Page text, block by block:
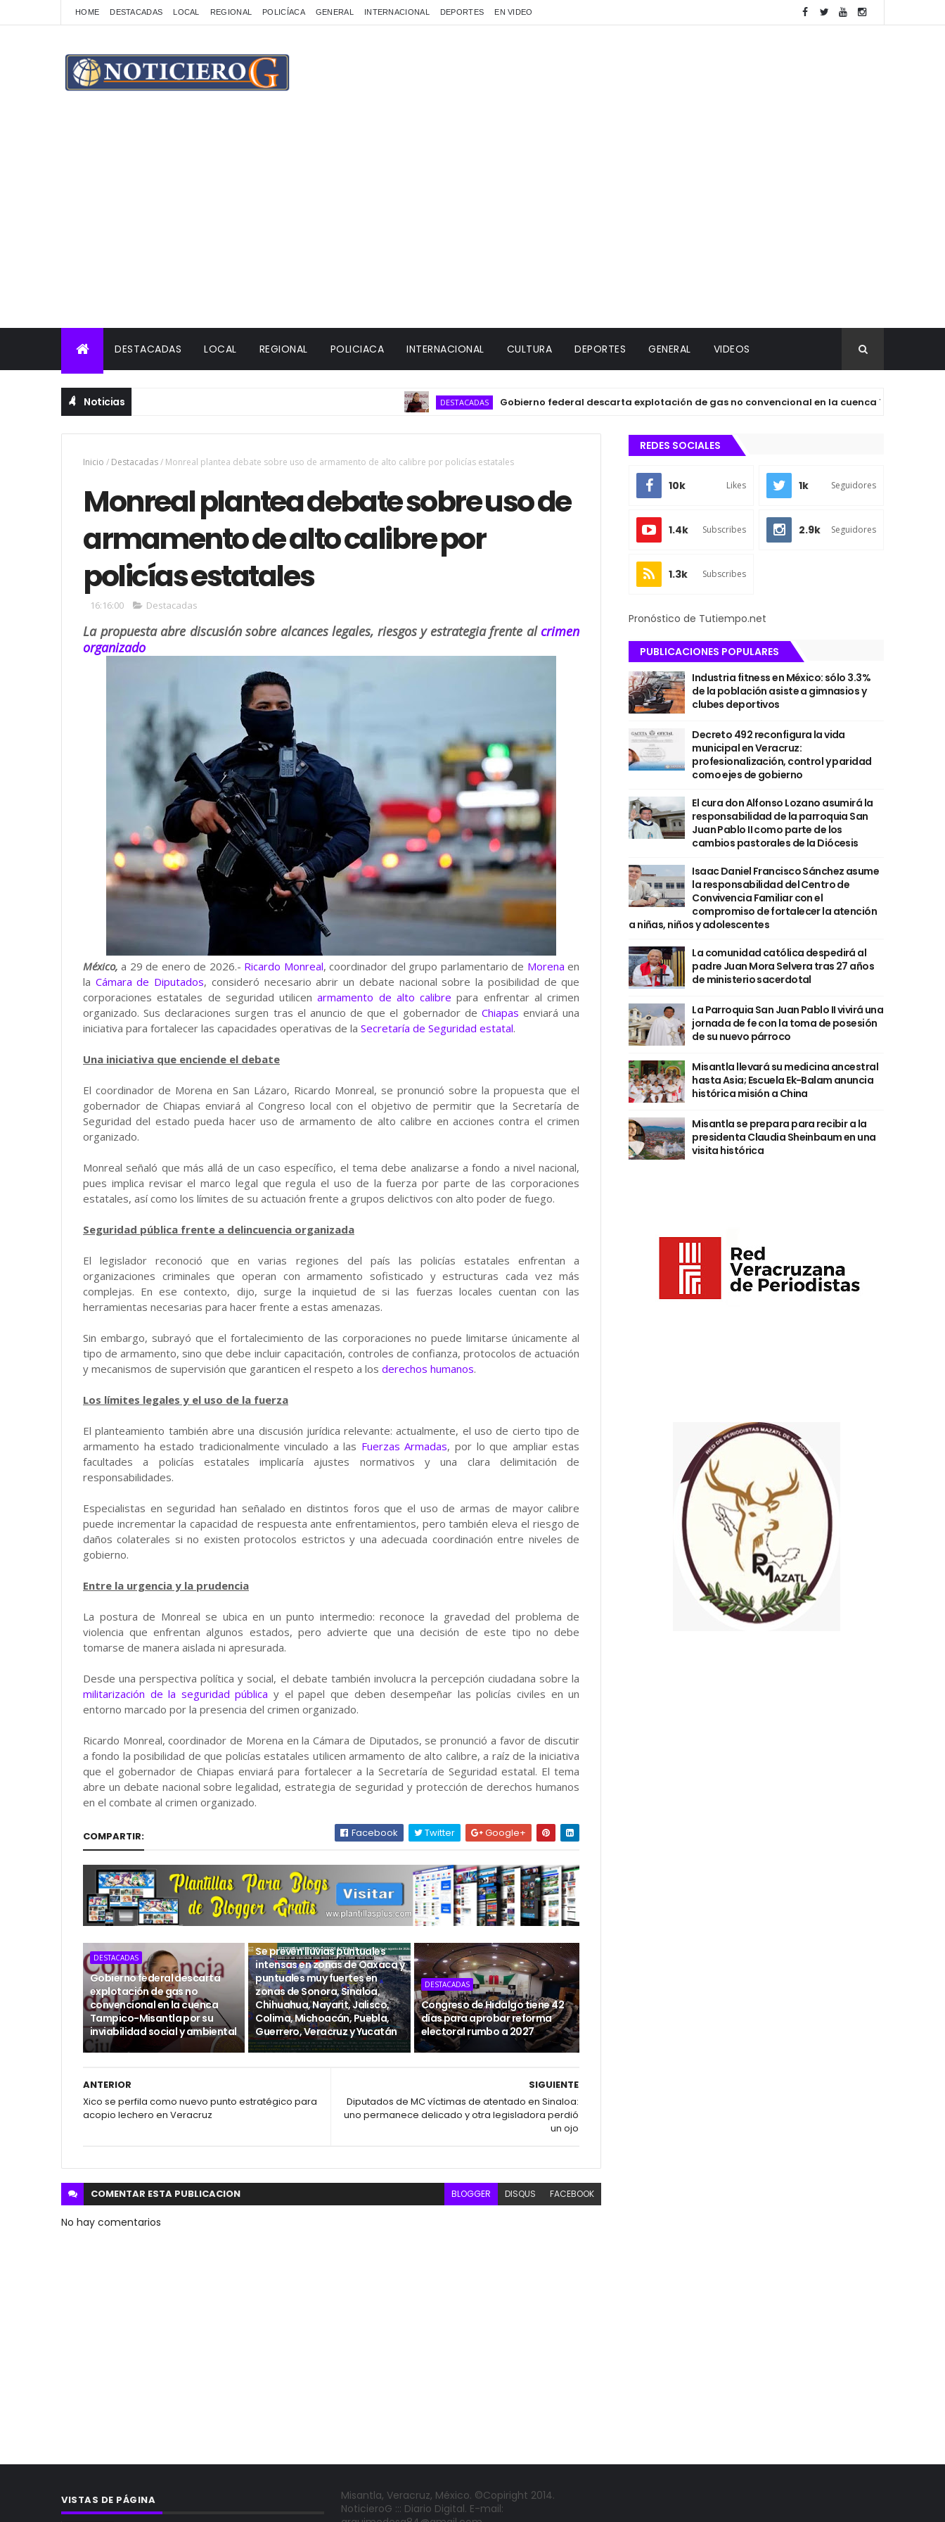
HOME DESTACADAS LOCAL REGIONAL POLICÍACA GENERAL INTERNACIONAL DEPORTES EN VIDEO
DESTACADAS LOCAL REGIONAL POLICIACA INTERNACIONAL CULTURA DEPORTES GENERAL VIDEOS
Noticias DESTACADAS Gobierno federal descarta explotación de gas no convencional en la cuenca Tampico-
Inicio / Destacadas/ Monreal plantea debate sobre uso de armamento de alto calibre por policías estatales
Monreal plantea debate sobre uso de
armamento de alto calibre por
policías estatales
16:16:00 Destacadas
La propuesta abre discusión sobre alcances legales, riesgos y estrategia frente al crimen
organizado
México,a 29 de enero de 2026.- Ricardo Monreal, coordinador del grupo parlamentario de Morena en
la Cámara de Diputados, consideró necesario abrir un debate nacional sobre la posibilidad de que
corporaciones estatales de seguridad utilicenarmamento de alto calibre para enfrentar al crimen
organizado. Sus declaraciones surgen tras el anuncio de que el gobernador de Chiapas enviará una
iniciativa para fortalecer las capacidades operativas de la Secretaría de Seguridad estatal.
Una iniciativa que enciende el debate
El coordinador de Morena en San Lázaro, Ricardo Monreal, se pronunció sobre la propuesta que el
gobernador de Chiapas enviará al Congreso local con el objetivo de permitir que la Secretaría de
Seguridad del estado pueda hacer uso de armamento de alto calibre en acciones contra el crimen
organizado.
Monreal señaló que más allá de un caso específico, el tema debe analizarse a fondo a nivel nacional,
pues implica revisar el marco legal que regula el uso de la fuerza por parte de las corporaciones
estatales, así como los límites de su actuación frente a grupos delictivos con alto poder de fuego.
Seguridad pública frente a delincuencia organizada
El legislador reconoció que en varias regiones del país las policías estatales enfrentan a
organizaciones criminales que operan con armamento sofisticado y estructuras cada vez más
complejas. En ese contexto, dijo, surge la inquietud de si las fuerzas locales cuentan con las
herramientas necesarias para hacer frente a estas amenazas.
Sin embargo, subrayó que el fortalecimiento de las corporaciones no puede limitarse únicamente al
tipo de armamento, sino que debe incluir capacitación, controles de confianza, protocolos de actuación
y mecanismos de supervisión que garanticen el respeto a los derechos humanos.
Los límites legales y el uso de la fuerza
El planteamiento también abre una discusión jurídica relevante: actualmente, el uso de cierto tipo de
armamento ha estado tradicionalmente vinculado a las Fuerzas Armadas, por lo que ampliar estas
facultades a policías estatales implicaría ajustes normativos y una clara delimitación de
responsabilidades.
Especialistas en seguridad han señalado en distintos foros que el uso de armas de mayor calibre
puede incrementar la capacidad de respuesta ante enfrentamientos, pero también eleva el riesgo de
daños colaterales si no existen protocolos estrictos y una adecuada coordinación entre niveles de
gobierno.
Entre la urgencia y la prudencia
La postura de Monreal se ubica en un punto intermedio: reconoce la gravedad del problema de
violencia que enfrentan algunos estados, pero advierte que una decisión de este tipo no debe
tomarse de manera aislada ni apresurada.
Desde una perspectiva política y social, el debate también involucra la percepción ciudadana sobre la
militarización de la seguridad pública y el papel que deben desempeñar las policías civiles en un
entorno marcado por la presencia del crimen organizado.
Ricardo Monreal, coordinador de Morena en la Cámara de Diputados, se pronunció a favor de discutir
a fondo la posibilidad de que policías estatales utilicen armamento de alto calibre, a raíz de la iniciativa
que el gobernador de Chiapas enviará para fortalecer a la Secretaría de Seguridad estatal. El tema
abre un debate nacional sobre legalidad, estrategia de seguridad y protección de derechos humanos
en el combate al crimen organizado.
COMPARTIR: Facebook Twitter Google+
DESTACADAS
Gobierno federal descarta
explotación de gas no
convencional en la cuenca
Tampico-Misantla por su
inviabilidad social y ambiental
Se prevén lluvias puntuales
intensas en zonas de Oaxaca y
puntuales muy fuertes en
zonas de Sonora, Sinaloa,
Chihuahua, Nayarit, Jalisco,
Colima, Michoacán, Puebla,
Guerrero, Veracruz y Yucatán
DESTACADAS
Congreso de Hidalgo tiene 42
días para aprobar reforma
electoral rumbo a 2027
SIGUIENTE
Diputados de MC víctimas de atentado en Sinaloa:
uno permanece delicado y otra legisladora perdió
un ojo
ANTERIOR
Xico se perfila como nuevo punto estratégico para
acopio lechero en Veracruz
COMENTAR ESTA PUBLICACION BLOGGER DISQUS FACEBOOK
No hay comentarios
REDES SOCIALES
10k Likes 1k Seguidores
1.4k Subscribes 2.9k Seguidores
1.3k Subscribes
Pronóstico de Tutiempo.net
PUBLICACIONES POPULARES
Industria fitness en México: sólo 3.3%
de la población asiste a gimnasios y
clubes deportivos
Decreto 492 reconfigura la vida
municipal en Veracruz:
profesionalización, control y paridad
como ejes de gobierno
El cura don Alfonso Lozano asumirá la
responsabilidad de la parroquia San
Juan Pablo II como parte de los
cambios pastorales de la Diócesis
Isaac Daniel Francisco Sánchez asume
la responsabilidad del Centro de
Convivencia Familiar con el
compromiso de fortalecer la atención
a niñas, niños y adolescentes
La comunidad católica despedirá al
padre Juan Mora Selvera tras 27 años
de ministerio sacerdotal
La Parroquia San Juan Pablo II vivirá una
jornada de fe con la toma de posesión
de su nuevo párroco
Misantla llevará su medicina ancestral
hasta Asia; Escuela Ek-Balam anuncia
histórica misión a China
Misantla se prepara para recibir a la
presidenta Claudia Sheinbaum en una
visita histórica
VISTAS DE PÁGINA
Misantla, Veracruz, México. ©Copiright 2014.
NoticieroG ::: Diario Digital. E-mail: